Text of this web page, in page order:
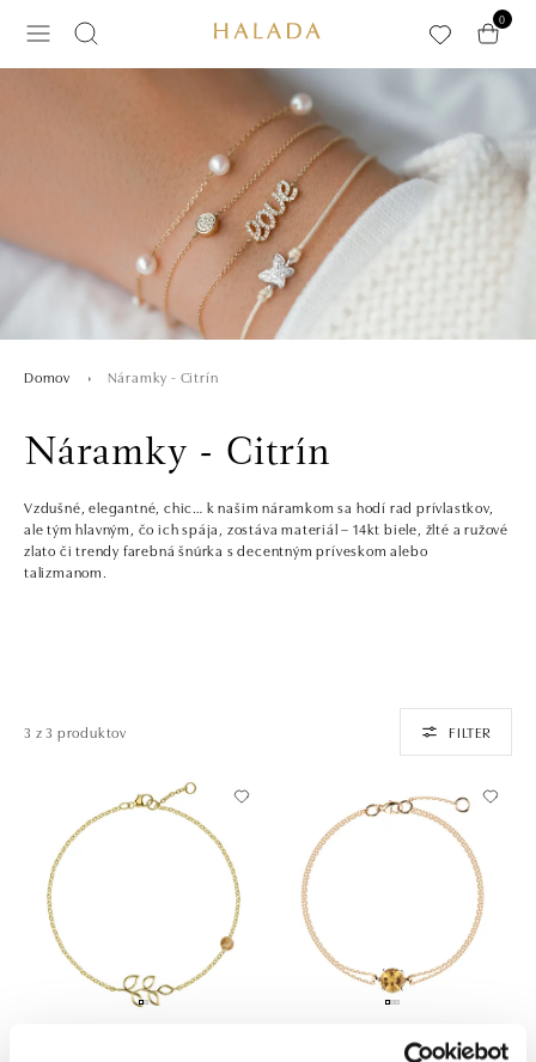
0
Domov Náramky - Citrín
Náramky - Citrín
Vzdušné, elegantné, chic… k našim náramkom sa hodí rad prívlastkov,
ale tým hlavným, čo ich spája, zostáva materiál – 14kt biele, žlté a ružové
zlato či trendy farebná šnúrka s decentným príveskom alebo
talizmanom.
3 z 3 produktov FILTER